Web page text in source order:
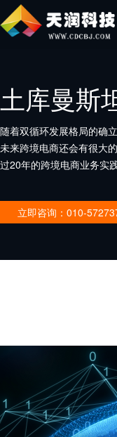
土库曼斯
随着双循环发展格局的确
未来跨境电商还会有很大
过20年的跨境电商业务实
立即咨询：010-